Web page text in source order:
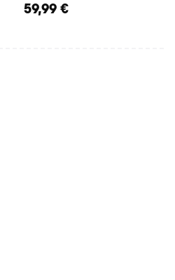
59,99 €